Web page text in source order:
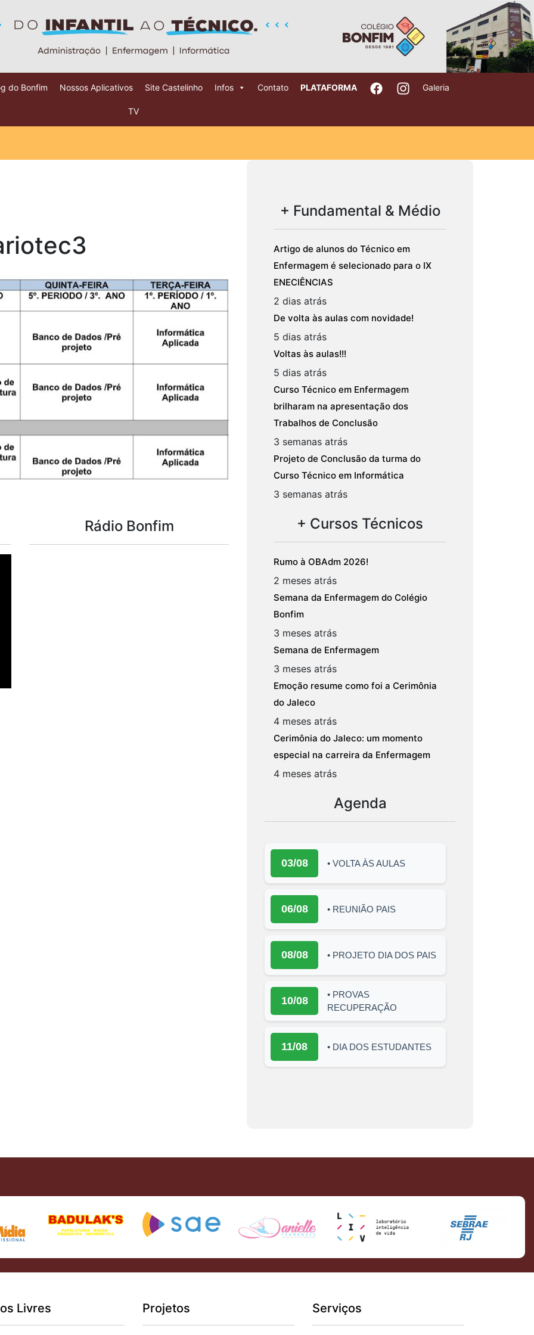
do Bonfim Nossos Aplicativos Site Castelinho Infos Contato PLATAFORMA Galeria
TV
Rádio Bonfim
+ Fundamental & Médio
Artigo de alunos do Técnico em
Enfermagem é selecionado para o IX
ENECIÊNCIAS
2 dias atrás
De volta às aulas com novidade!
5 dias atrás
Voltas às aulas!!!
5 dias atrás
Curso Técnico em Enfermagem
brilharam na apresentação dos
Trabalhos de Conclusão
3 semanas atrás
Projeto de Conclusão da turma do
Curso Técnico em Informática
3 semanas atrás
+ Cursos Técnicos
Rumo à OBAdm 2026!
2 meses atrás
Semana da Enfermagem do Colégio
Bonfim
3 meses atrás
Semana de Enfermagem
3 meses atrás
Emoção resume como foi a Cerimônia
do Jaleco
4 meses atrás
Cerimônia do Jaleco: um momento
especial na carreira da Enfermagem
4 meses atrás
Agenda
03/08 • VOLTA ÀS AULAS
06/08 • REUNIÃO PAIS
08/08 • PROJETO DIA DOS PAIS
10/08
• PROVAS
RECUPERAÇÃO
11/08 • DIA DOS ESTUDANTES
Livres Projetos Serviços